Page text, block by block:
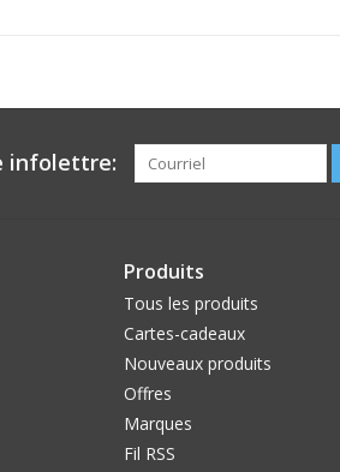
infolettre:
Produits
Tous les produits
Cartes-cadeaux
Nouveaux produits
Offres
Marques
Fil RSS